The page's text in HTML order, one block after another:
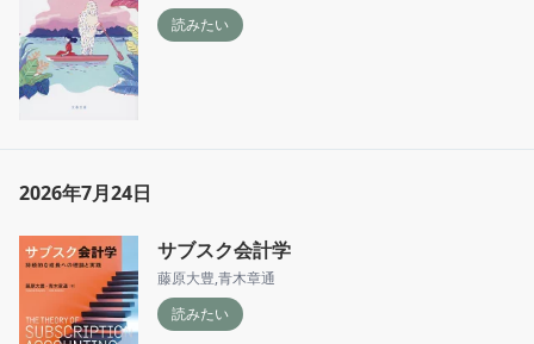
読みたい
2026年7月24日
サブスク会計学
藤原大豊,青木章通
読みたい